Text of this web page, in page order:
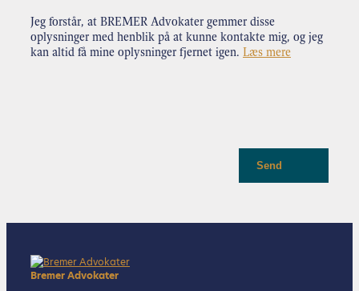
Jeg forstår, at BREMER Advokater gemmer disse
oplysninger med henblik på at kunne kontakte mig, og jeg
kan altid få mine oplysninger fjernet igen. Læs mere
Send
Bremer Advokater